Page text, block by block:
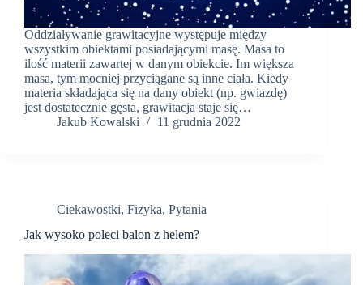
Oddziaływanie grawitacyjne występuje między
wszystkim obiektami posiadającymi masę. Masa to
ilość materii zawartej w danym obiekcie. Im większa
masa, tym mocniej przyciągane są inne ciała. Kiedy
materia składająca się na dany obiekt (np. gwiazdę)
jest dostatecznie gęsta, grawitacja staje się…
Jakub Kowalski
11 grudnia 2022
Ciekawostki, Fizyka, Pytania
Jak wysoko poleci balon z helem?